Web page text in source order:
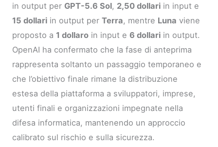
in output per GPT-5.6 Sol, 2,50 dollari in input e
15 dollari in output perTerra, mentre Luna viene
proposto a 1 dollaro in input e6 dollari in output.
OpenAI ha confermato che la fase di anteprima
rappresenta soltanto un passaggio temporaneo e
che l’obiettivo finale rimane la distribuzione
estesa della piattaforma a sviluppatori, imprese,
utenti finali e organizzazioni impegnate nella
difesa informatica, mantenendo un approccio
calibrato sul rischio e sulla sicurezza.